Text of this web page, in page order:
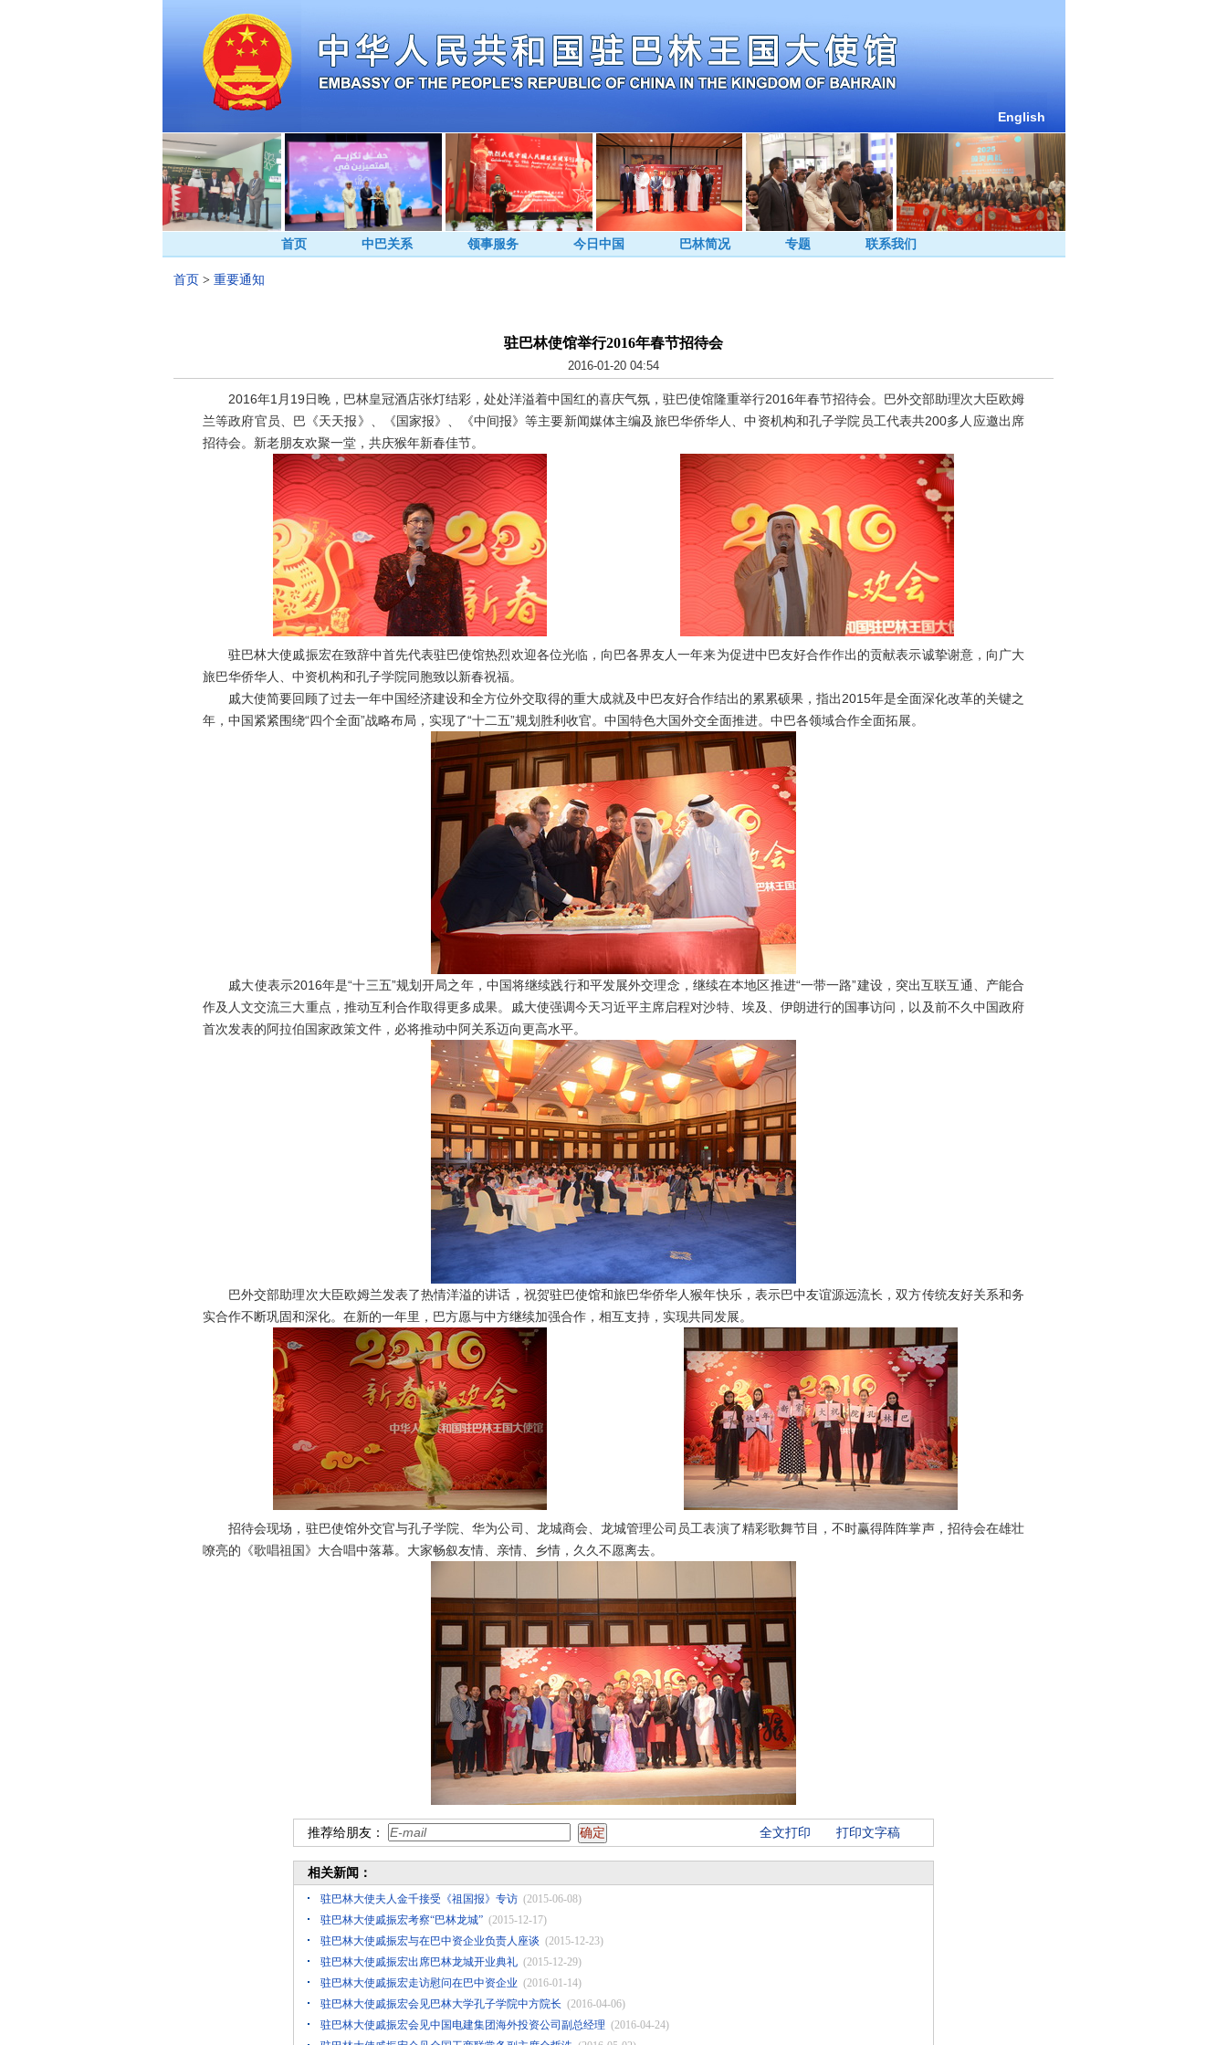
English
首页 中巴关系 领事服务 今日中国 巴林简况 专题 联系我们
首页 > 重要通知
驻巴林使馆举行2016年春节招待会
2016-01-20 04:54
2016年1月19日晚，巴林皇冠酒店张灯结彩，处处洋溢着中国红的喜庆气氛，驻巴使馆隆重举行2016年春节招待会。巴外交部助理次大臣欧姆
兰等政府官员、巴《天天报》、《国家报》、《中间报》等主要新闻媒体主编及旅巴华侨华人、中资机构和孔子学院员工代表共200多人应邀出席
招待会。新老朋友欢聚一堂，共庆猴年新春佳节。
驻巴林大使戚振宏在致辞中首先代表驻巴使馆热烈欢迎各位光临，向巴各界友人一年来为促进中巴友好合作作出的贡献表示诚挚谢意，向广大
旅巴华侨华人、中资机构和孔子学院同胞致以新春祝福。
戚大使简要回顾了过去一年中国经济建设和全方位外交取得的重大成就及中巴友好合作结出的累累硕果，指出2015年是全面深化改革的关键之
年，中国紧紧围绕“四个全面”战略布局，实现了“十二五”规划胜利收官。中国特色大国外交全面推进。中巴各领域合作全面拓展。
戚大使表示2016年是“十三五”规划开局之年，中国将继续践行和平发展外交理念，继续在本地区推进“一带一路”建设，突出互联互通、产能合
作及人文交流三大重点，推动互利合作取得更多成果。戚大使强调今天习近平主席启程对沙特、埃及、伊朗进行的国事访问，以及前不久中国政府
首次发表的阿拉伯国家政策文件，必将推动中阿关系迈向更高水平。
巴外交部助理次大臣欧姆兰发表了热情洋溢的讲话，祝贺驻巴使馆和旅巴华侨华人猴年快乐，表示巴中友谊源远流长，双方传统友好关系和务
实合作不断巩固和深化。在新的一年里，巴方愿与中方继续加强合作，相互支持，实现共同发展。
招待会现场，驻巴使馆外交官与孔子学院、华为公司、龙城商会、龙城管理公司员工表演了精彩歌舞节目，不时赢得阵阵掌声，招待会在雄壮
嘹亮的《歌唱祖国》大合唱中落幕。大家畅叙友情、亲情、乡情，久久不愿离去。
推荐给朋友： 全文打印 打印文字稿
相关新闻：
驻巴林大使夫人金千接受《祖国报》专访 (2015-06-08)
驻巴林大使戚振宏考察“巴林龙城” (2015-12-17)
驻巴林大使戚振宏与在巴中资企业负责人座谈 (2015-12-23)
驻巴林大使戚振宏出席巴林龙城开业典礼 (2015-12-29)
驻巴林大使戚振宏走访慰问在巴中资企业 (2016-01-14)
驻巴林大使戚振宏会见巴林大学孔子学院中方院长 (2016-04-06)
驻巴林大使戚振宏会见中国电建集团海外投资公司副总经理 (2016-04-24)